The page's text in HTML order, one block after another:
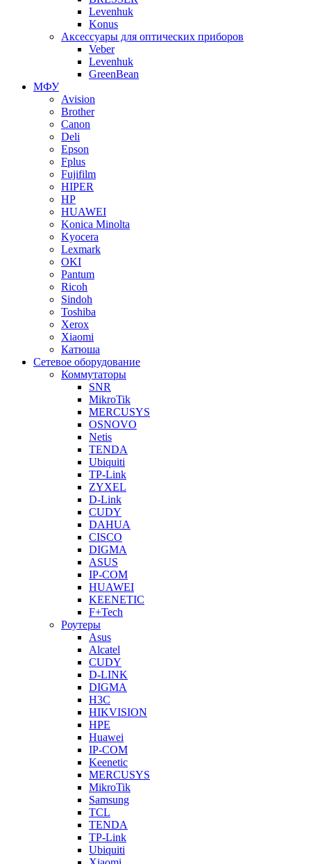
Levenhuk
Konus
Аксессуары для оптических приборов
Veber
Levenhuk
GreenBean
МФУ
Avision
Brother
Canon
Deli
Epson
Fplus
Fujifilm
HIPER
HP
HUAWEI
Konica Minolta
Kyocera
Lexmark
OKI
Pantum
Ricoh
Sindoh
Toshiba
Xerox
Xiaomi
Катюша
Сетевое оборудование
Коммутаторы
SNR
MikroTik
MERCUSYS
OSNOVO
Netis
TENDA
Ubiquiti
TP-Link
ZYXEL
D-Link
CUDY
DAHUA
CISCO
DIGMA
ASUS
IP-COM
HUAWEI
KEENETIC
F+Tech
Роутеры
Asus
Alcatel
CUDY
D-LINK
DIGMA
H3C
HIKVISION
HPE
Huawei
IP-COM
Keenetic
MERCUSYS
MikroTik
Samsung
TCL
TENDA
TP-Link
Ubiquiti